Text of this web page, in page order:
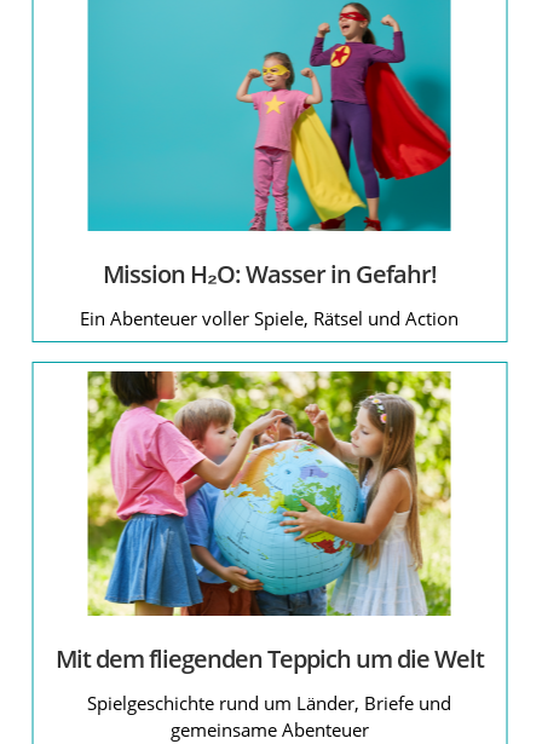
Mission H₂O: Wasser in Gefahr!
Ein Abenteuer voller Spiele, Rätsel und Action
Mit dem fliegenden Teppich um die Welt
Spielgeschichte rund um Länder, Briefe und
gemeinsame Abenteuer